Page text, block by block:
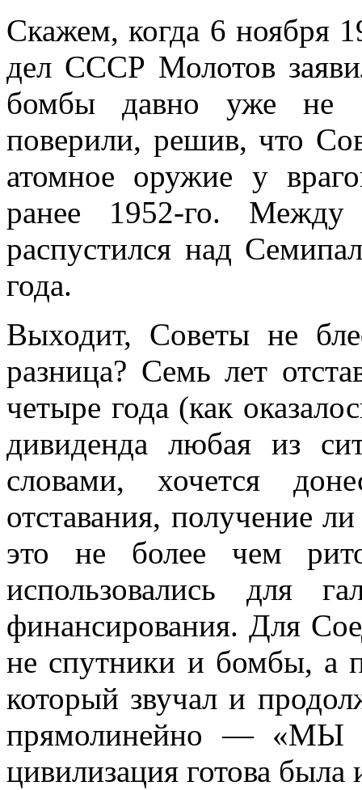
Скажем, когда 6 ноября
дел СССР Молотов
бомбы давно уже не
поверили, решив, что
атомное оружие у
ранее 1952-го.
распустился над
года.
Выходит, Советы не
разница? Семь лет
четыре года (как
дивиденда любая из
словами, хочется
отставания, получение
это не более чем
использовались для
финансирования. Для
не спутники и бомбы, а
который звучал и
прямолинейно — «МЫ
цивилизация готова